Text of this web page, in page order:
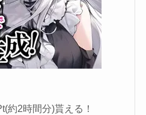
約2時間分)貰える！